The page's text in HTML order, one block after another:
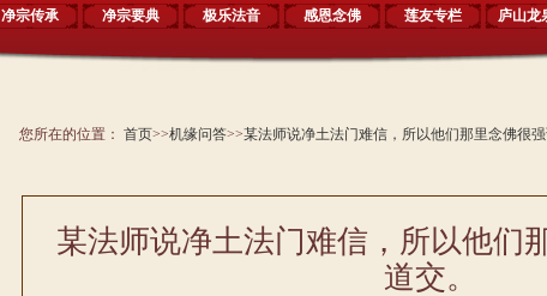
净宗传承 净宗要典 极乐法音 感恩念佛 莲友专栏 庐山龙
您所在的位置： 首页>>机缘问答>>某法师说净土法门难信，所以他们那里念佛很强
某法师说净土法门难信，所以他们
道交。